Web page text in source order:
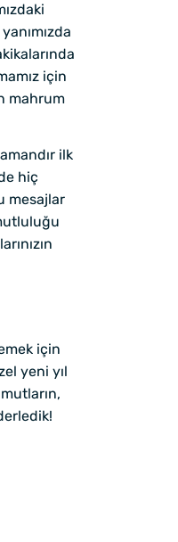
için
mahrum
ilk
hiç
mesajlar
için
yeni yıl